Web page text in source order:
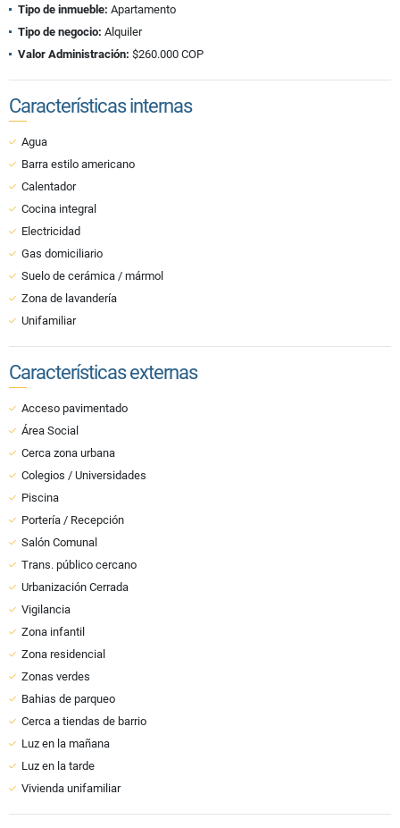
Tipo de inmueble: Apartamento
Tipo de negocio: Alquiler
Valor Administración: $260.000 COP
Características internas
Agua
Barra estilo americano
Calentador
Cocina integral
Electricidad
Gas domiciliario
Suelo de cerámica / mármol
Zona de lavandería
Unifamiliar
Características externas
Acceso pavimentado
Área Social
Cerca zona urbana
Colegios / Universidades
Piscina
Portería / Recepción
Salón Comunal
Trans. público cercano
Urbanización Cerrada
Vigilancia
Zona infantil
Zona residencial
Zonas verdes
Bahias de parqueo
Cerca a tiendas de barrio
Luz en la mañana
Luz en la tarde
Vivienda unifamiliar